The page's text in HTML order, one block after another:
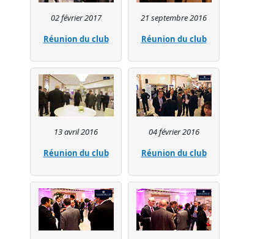
02 février 2017
Réunion du club
21 septembre 2016
Réunion du club
13 avril 2016
Réunion du club
04 février 2016
Réunion du club